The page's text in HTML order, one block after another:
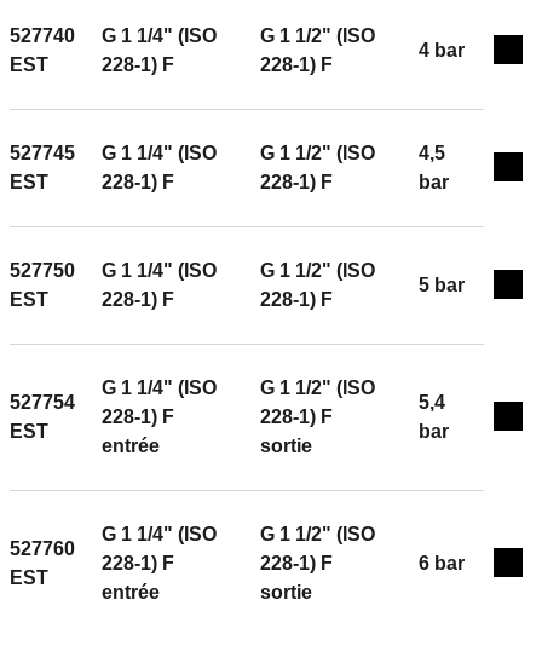
527740
EST
G 1 1/4" (ISO
228-1) F
G 1 1/2" (ISO
228-1) F
4 bar
527745
EST
G 1 1/4" (ISO
228-1) F
G 1 1/2" (ISO
228-1) F
4,5
bar
527750
EST
G 1 1/4" (ISO
228-1) F
G 1 1/2" (ISO
228-1) F
5 bar
527754
EST
G 1 1/4" (ISO
228-1) F
entrée
G 1 1/2" (ISO
228-1) F
sortie
5,4
bar
527760
EST
G 1 1/4" (ISO
228-1) F
entrée
G 1 1/2" (ISO
228-1) F
sortie
6 bar